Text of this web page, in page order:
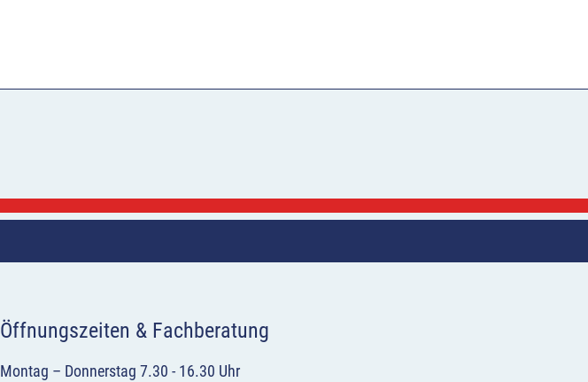
Öffnungszeiten & Fachberatung
Montag – Donnerstag 7.30 - 16.30 Uhr